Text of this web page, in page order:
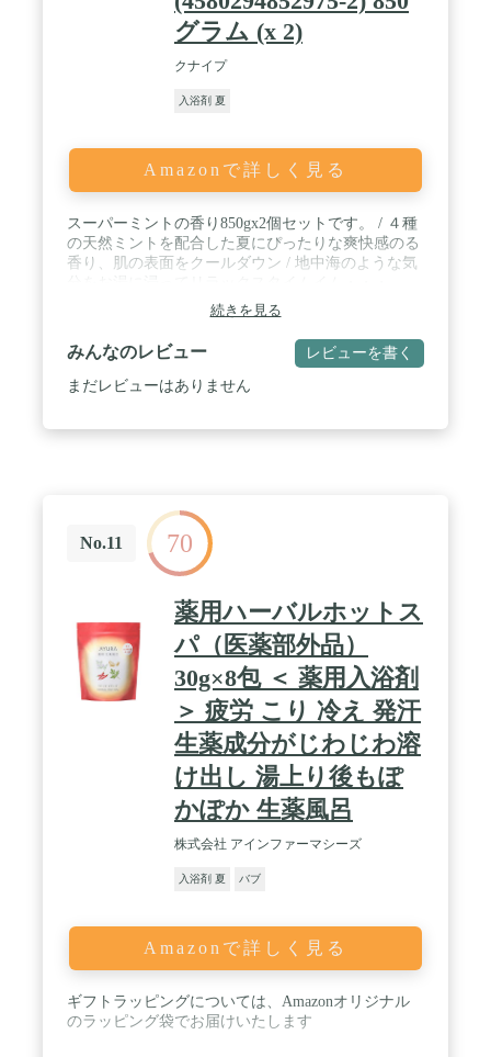
グラム (x 2)
クナイプ
入浴剤 夏
Amazonで詳しく見る
スーパーミントの香り850gx2個セットです。 / ４種
の天然ミントを配合した夏にぴったりな爽快感のる
香り、肌の表面をクールダウン / 地中海のような気
続きを見る
みんなのレビュー レビューを書く
まだレビューはありません
No.11 70
薬用ハーバルホットス
パ（医薬部外品）
30g×8包 ＜ 薬用入浴剤
＞ 疲労 こり 冷え 発汗
生薬成分がじわじわ溶
け出し 湯上り後もぽ
かぽか 生薬風呂
株式会社 アインファーマシーズ
入浴剤 夏 バブ
Amazonで詳しく見る
ギフトラッピングについては、Amazonオリジナル
のラッピング袋でお届けいたします